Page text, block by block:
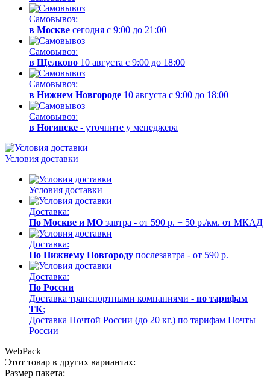
Самовывоз:
в Москве сегодня с 9:00 до 21:00
Самовывоз:
в Щелково 10 августа с 9:00 до 18:00
Самовывоз:
в Нижнем Новгороде 10 августа с 9:00 до 18:00
Самовывоз:
в Ногинске - уточните у менеджера
Условия доставки
Условия доставки
Доставка:
По Москве и МО завтра - от 590 р. + 50 р./км. от МКАД
Доставка:
По Нижнему Новгороду послезавтра - от 590 р.
Доставка:
По России
Доставка транспортными компаниями - по тарифам
ТК;
Доставка Почтой России (до 20 кг.) по тарифам Почты
России
WebPack
Этот товар в других вариантах:
Размер пакета: